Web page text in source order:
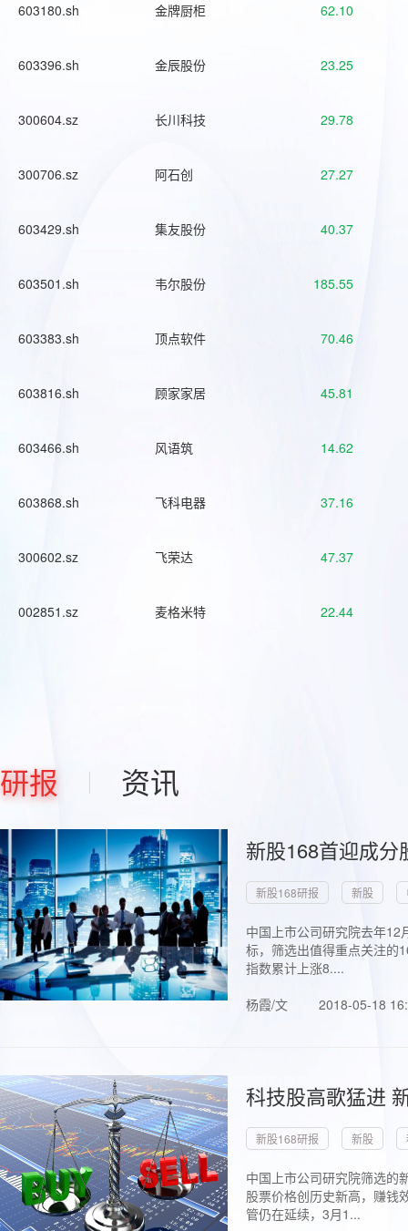
603180.sh 金牌厨柜 62.10
603396.sh 金辰股份 23.25
300604.sz 长川科技 29.78
300706.sz 阿石创 27.27
603429.sh 集友股份 40.37
603501.sh 韦尔股份 185.55
603383.sh 顶点软件 70.46
603816.sh 顾家家居 45.81
603466.sh 风语筑 14.62
603868.sh 飞科电器 37.16
300602.sz 飞荣达 47.37
002851.sz 麦格米特 22.44
研报 资讯
新股168首迎成
新股168研报 新股
中国上市公司研究院去年
标，筛选出值得重点关注的
指数累计上涨8....
杨霞/文
2018-05-18
科技股高歌猛进
新股168研报 新股
中国上市公司研究院筛选的
股票价格创历史新高，赚钱
管仍在延续，3月1...